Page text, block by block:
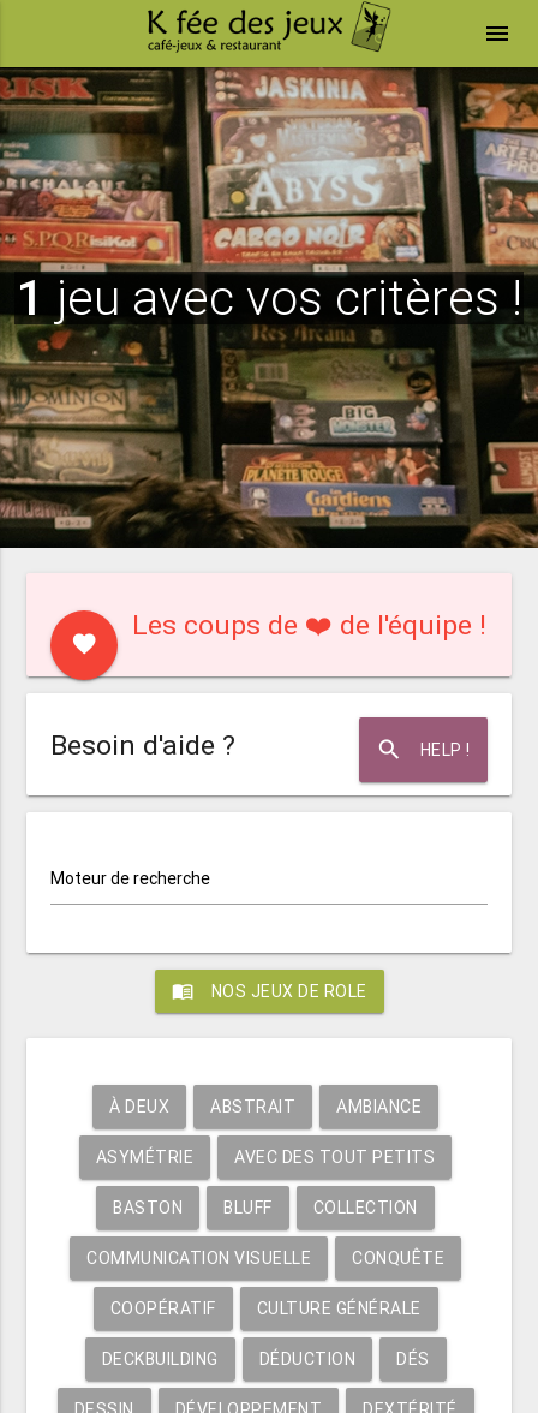
menu
1 jeu avec vos critères !
favorite
Les coups de ❤️ de l'équipe !
search HELP !
Besoin d'aide ?
Moteur de recherche
menu_book NOS JEUX DE ROLE
À DEUX ABSTRAIT AMBIANCE
ASYMÉTRIE AVEC DES TOUT PETITS
BASTON BLUFF COLLECTION
COMMUNICATION VISUELLE CONQUÊTE
COOPÉRATIF CULTURE GÉNÉRALE
DECKBUILDING DÉDUCTION DÉS